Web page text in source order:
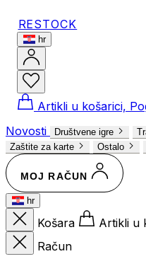
RESTOCK
hr
Artikli u košarici,
Novosti
Društvene igre
Zaštite za karte
Ostalo
MOJ RAČUN
hr
Košara
Artikli u
Račun